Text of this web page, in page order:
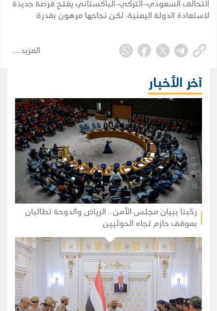
التحالف السعودي–التركي–الباكستاني يفتح فرصة جديدة
لاستعادة الدولة اليمنية، لكن نجاحها مرهون بقدرة
المزيد
آخر الأخبار
رحّبتا ببيان مجلس الأمن.. الرياض والدوحة تطالبان
بموقف حازم تجاه الحوثيين